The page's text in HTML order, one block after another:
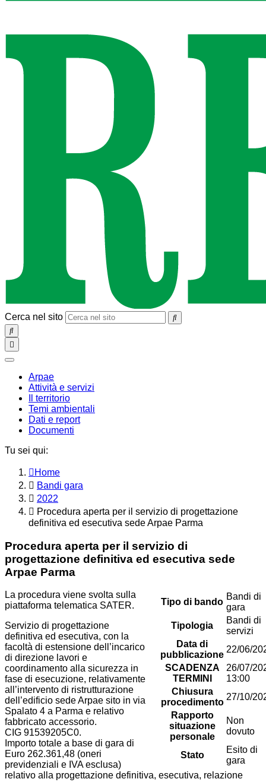
Cerca nel sito
SEARCH
Toggle
navigation
chiudi
Arpae
Attività e servizi
Il territorio
Temi ambientali
Dati e report
Documenti
Tu sei qui:
Home
Bandi gara
2022
Procedura aperta per il servizio di progettazione
definitiva ed esecutiva sede Arpae Parma
Procedura aperta per il servizio di
progettazione definitiva ed esecutiva sede
Arpae Parma
Tipo di bando
Bandi di
gara
Tipologia
Bandi di
servizi
Data di
pubblicazione
22/06/
SCADENZA
TERMINI
26/07/
13:00
Chiusura
procedimento
27/10/
Rapporto
situazione
personale
Non
dovuto
Stato
Esito di
gara
La procedura viene svolta sulla
piattaforma telematica SATER.
Servizio di progettazione
definitiva ed esecutiva, con la
facoltà di estensione dell’incarico
di direzione lavori e
coordinamento alla sicurezza in
fase di esecuzione, relativamente
all’intervento di ristrutturazione
dell’edificio sede Arpae sito in via
Spalato 4 a Parma e relativo
fabbricato accessorio.
CIG 91539205C0.
Importo totale a base di gara di
Euro 262.361,48 (oneri
previdenziali e IVA esclusa)
relativo alla progettazione definitiva, esecutiva, relazione